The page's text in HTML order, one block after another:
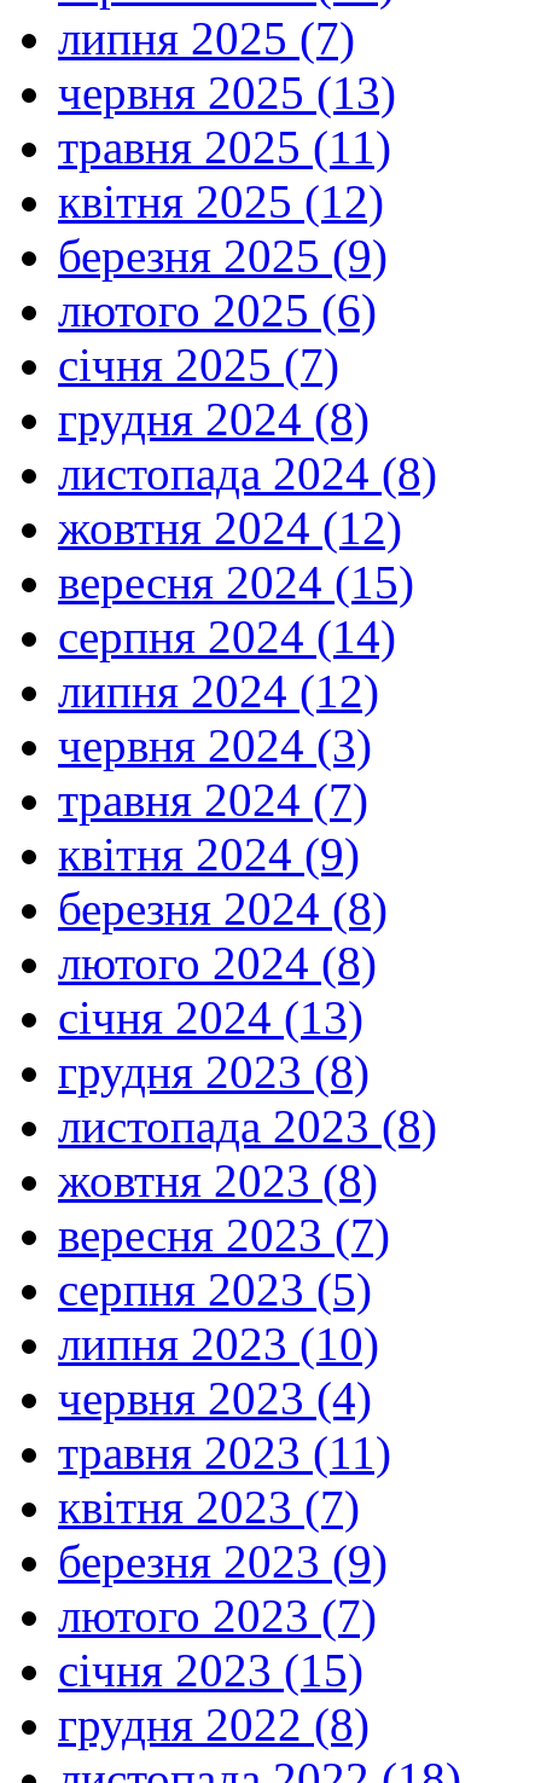
липня 2025 (7)
червня 2025 (13)
травня 2025 (11)
квітня 2025 (12)
березня 2025 (9)
лютого 2025 (6)
січня 2025 (7)
грудня 2024 (8)
листопада 2024 (8)
жовтня 2024 (12)
вересня 2024 (15)
серпня 2024 (14)
липня 2024 (12)
червня 2024 (3)
травня 2024 (7)
квітня 2024 (9)
березня 2024 (8)
лютого 2024 (8)
січня 2024 (13)
грудня 2023 (8)
листопада 2023 (8)
жовтня 2023 (8)
вересня 2023 (7)
серпня 2023 (5)
липня 2023 (10)
червня 2023 (4)
травня 2023 (11)
квітня 2023 (7)
березня 2023 (9)
лютого 2023 (7)
січня 2023 (15)
грудня 2022 (8)